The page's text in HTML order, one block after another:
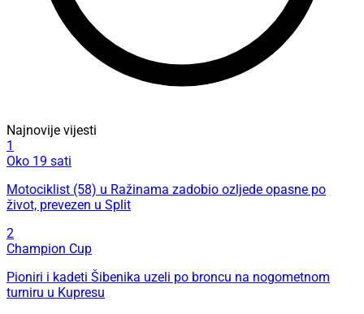
Najnovije vijesti
1
Oko 19 sati
Motociklist (58) u Ražinama zadobio ozljede opasne po
život, prevezen u Split
2
Champion Cup
Pioniri i kadeti Šibenika uzeli po broncu na nogometnom
turniru u Kupresu